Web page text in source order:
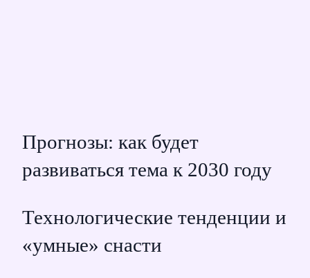
Прогнозы: как будет
развиваться тема к 2030 году
Технологические тенденции и
«умные» снасти